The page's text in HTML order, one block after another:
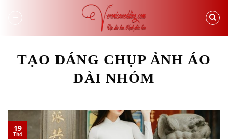
TẠO DÁNG CHỤP ẢNH ÁO
DÀI NHÓM
19
Th4